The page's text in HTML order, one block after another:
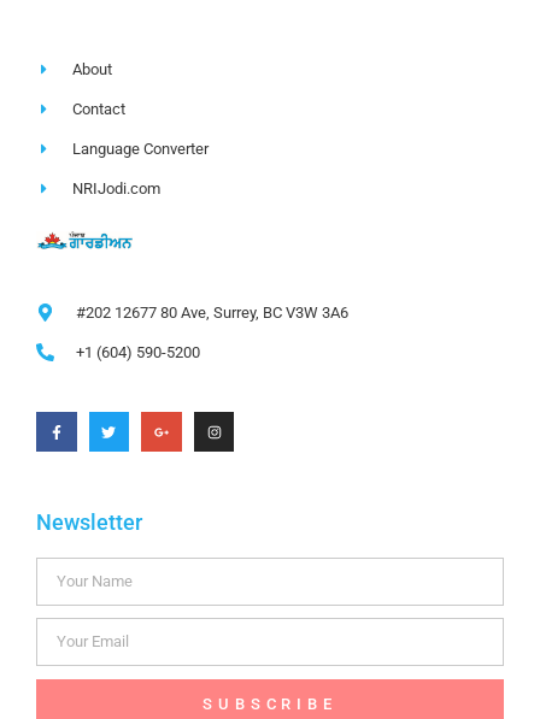
About
Contact
Language Converter
NRIJodi.com
#202 12677 80 Ave, Surrey, BC V3W 3A6
+1 (604) 590-5200
Newsletter
SUBSCRIBE